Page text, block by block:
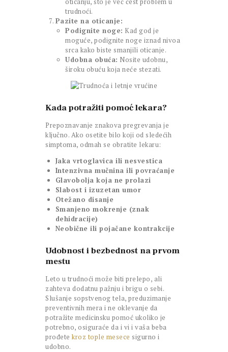
trudnoći.
Pazite na oticanje:
Podignite noge: Kad god je
moguće, podignite noge iznad nivoa
srca kako biste smanjili oticanje.
Udobna obuća: Nosite udobnu,
široku obuću koja neće stezati.
Kada potražiti pomoć lekara?
Prepoznavanje znakova pregrevanja je
ključno. Ako osetite bilo koji od sledećih
simptoma, odmah se obratite lekaru:
Jaka vrtoglavica ili nesvestica
Intenzivna mučnina ili povraćanje
Glavobolja koja ne prolazi
Slabost i izuzetan umor
Otežano disanje
Smanjeno mokrenje (znak
dehidracije)
Neobične ili pojačane kontrakcije
Udobnost i bezbednost na prvom
mestu
Leto u trudnoći može biti prelepo, ali
zahteva dodatnu pažnju i brigu o sebi.
Slušanje sopstvenog tela, preduzimanje
preventivnih mera i ne oklevanje da
potražite medicinsku pomoć ukoliko je
potrebno, osiguraće da i vi i vaša beba
prođete kroz tople mesece sigurno i
udobno.